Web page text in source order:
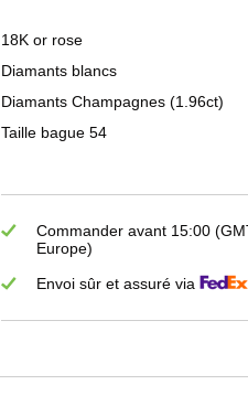
18K or rose
Diamants blancs
Diamants Champagnes (1.96ct)
Taille bague 54
Commander avant 15:00
Europe)
Envoi sûr et assuré via